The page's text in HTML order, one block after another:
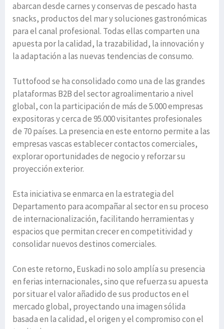
abarcan desde carnes y conservas de pescado hasta
snacks, productos del mar y soluciones gastronómicas
para el canal profesional. Todas ellas comparten una
apuesta por la calidad, la trazabilidad, la innovación y
la adaptación a las nuevas tendencias de consumo.
Tuttofood se ha consolidado como una de las grandes
plataformas B2B del sector agroalimentario a nivel
global, con la participación de más de 5.000 empresas
expositoras y cerca de 95.000 visitantes profesionales
de 70 países. La presencia en este entorno permite a las
empresas vascas establecer contactos comerciales,
explorar oportunidades de negocio y reforzar su
proyección exterior.
Esta iniciativa se enmarca en la estrategia del
Departamento para acompañar al sector en su proceso
de internacionalización, facilitando herramientas y
espacios que permitan crecer en competitividad y
consolidar nuevos destinos comerciales.
Con este retorno, Euskadi no solo amplía su presencia
en ferias internacionales, sino que refuerza su apuesta
por situar el valor añadido de sus productos en el
mercado global, proyectando una imagen sólida
basada en la calidad, el origen y el compromiso con el